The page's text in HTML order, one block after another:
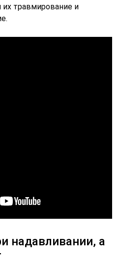
травмирование и
надавливании, а